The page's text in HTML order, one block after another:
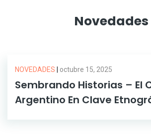
Novedades
NOVEDADES octubre 15, 2025
Sembrando Historias – El
Argentino En Clave